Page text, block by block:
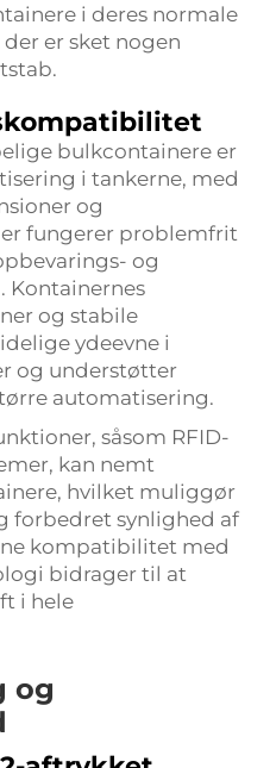
i deres normale
er sket nogen
bulkcontainere er
i tankerne, med
og
fungerer problemfrit
og
Kontainernes
og stabile
ydeevne i
og understøtter
automatisering.
såsom RFID-
kan nemt
hvilket muliggør
forbedret synlighed af
kompatibilitet med
bidrager til at
i hele
og